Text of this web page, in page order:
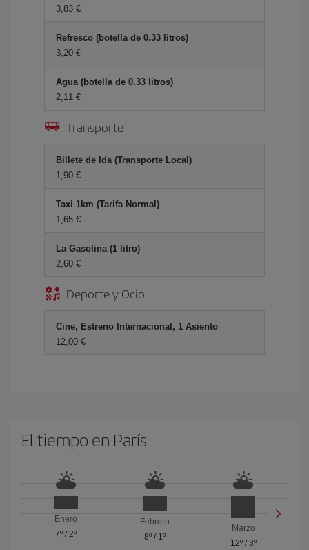
3,83 €
Refresco (botella de 0.33 litros)
3,20 €
Agua (botella de 0.33 litros)
2,11 €
Transporte
Billete de Ida (Transporte Local)
1,90 €
Taxi 1km (Tarifa Normal)
1,65 €
La Gasolina (1 litro)
2,60 €
Deporte y Ocio
Cine, Estreno Internacional, 1 Asiento
12,00 €
El tiempo en París
Enero
7º/ 2º
Febrero
8º/ 1º
Marzo
12º/ 3º